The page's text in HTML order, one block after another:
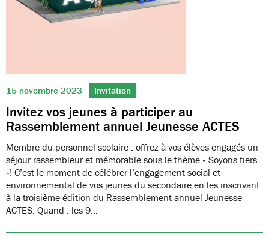
15 novembre 2023 Invitation
Invitez vos jeunes à participer au
Rassemblement annuel Jeunesse ACTES
Membre du personnel scolaire : offrez à vos élèves engagés un
séjour rassembleur et mémorable sous le thème « Soyons fiers
»! C’est le moment de célébrer l’engagement social et
environnemental de vos jeunes du secondaire en les inscrivant
à la troisième édition du Rassemblement annuel Jeunesse
ACTES. Quand : les 9…